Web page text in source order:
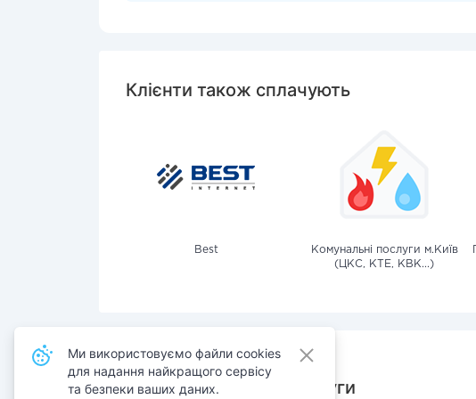
Клієнти також сплачують
Best
Комунальні послуги м.Київ
(ЦКС, КТЕ, КВК...)
Також сплачують послуги
Ми використовуємо файли cookies
для надання найкращого сервісу
та безпеки ваших даних.